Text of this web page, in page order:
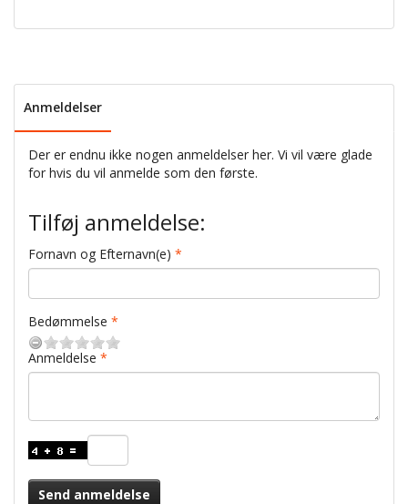
Anmeldelser
Der er endnu ikke nogen anmeldelser her. Vi vil være glade
for hvis du vil anmelde som den første.
Tilføj anmeldelse:
Fornavn og Efternavn(e)
Bedømmelse
Anmeldelse
Send anmeldelse